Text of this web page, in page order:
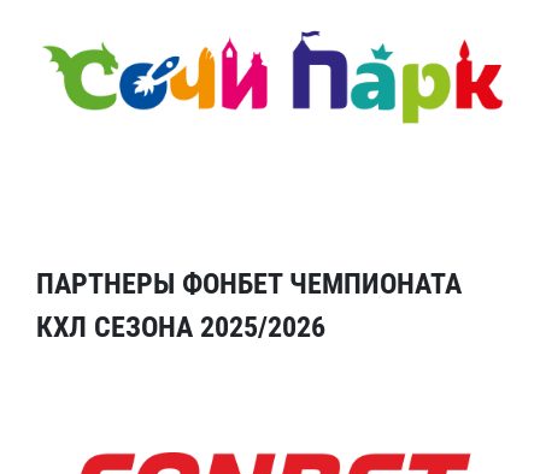
ПАРТНЕРЫ ФОНБЕТ ЧЕМПИОНАТА
КХЛ СЕЗОНА 2025/2026